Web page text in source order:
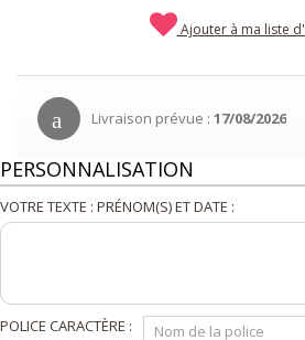
Ajouter à ma liste
Livraison prévue : 17/08/2026
PERSONNALISATION
VOTRE TEXTE : PRÉNOM(S) ET DATE :
POLICE CARACTÈRE :